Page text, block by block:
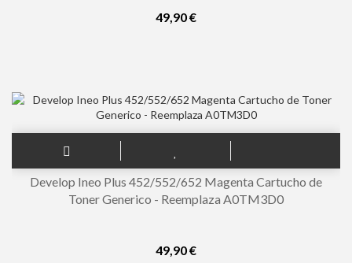
49,90 €
Develop Ineo Plus 452/552/652 Magenta Cartucho de
Toner Generico - Reemplaza A0TM3D0
49,90 €